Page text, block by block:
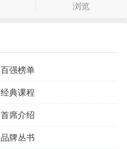
浏览
百强榜单
经典课程
首席介绍
品牌丛书